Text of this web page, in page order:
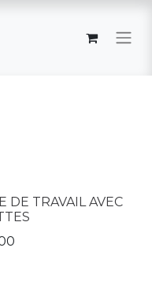
DE TRAVAIL AVEC